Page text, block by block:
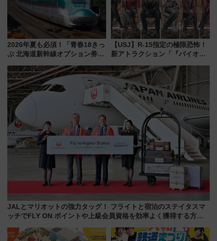
2026年夏も必須！「青春18きっ
ぷ 北海道新幹線オプション券」
の罠
【USJ】R-15指定の極限恐怖！
新アトラクション「『バイオハ
ブ」今秋登場 ―予測不能の恐
怖に泣き叫べ―
JALとマリオットの強力タッグ！ フライトと宿泊のステイタスマ
ッチでFLY ON ポイントや上級会員資格を効率よく獲得する方法